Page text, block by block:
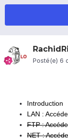
Posté(e) 6
Introduction
LAN :
FTP :
NET :